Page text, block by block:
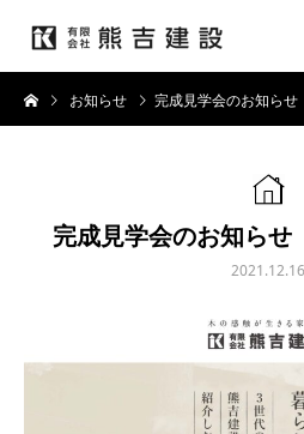
お知らせ 完成見学会のお知らせ
完成見学会のお知らせ
2021.12.16